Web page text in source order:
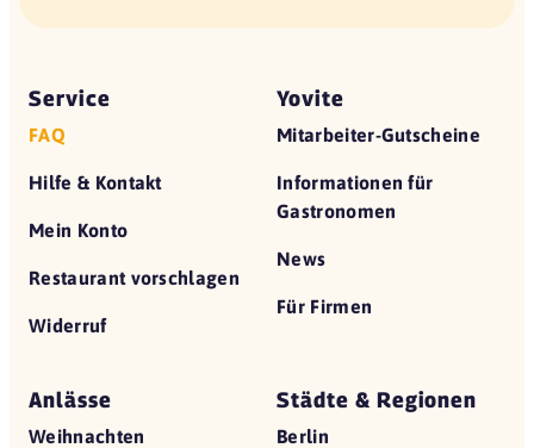
Service
FAQ
Hilfe & Kontakt
Mein Konto
Restaurant vorschlagen
Widerruf
Yovite
Mitarbeiter-Gutscheine
Informationen für
Gastronomen
News
Für Firmen
Anlässe
Weihnachten
Städte & Regionen
Berlin